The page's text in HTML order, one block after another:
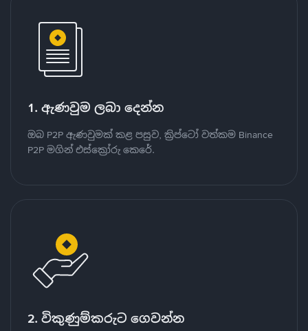
1. ඇණවුම ලබා දෙන්න
ඔබ P2P ඇණවුමක් කළ පසුව, ක්‍රිප්ටෝ වත්කම Binance
P2P මගින් එස්ක්‍රෝරු කෙරේ.
2. විකුණුම්කරුට ගෙවන්න